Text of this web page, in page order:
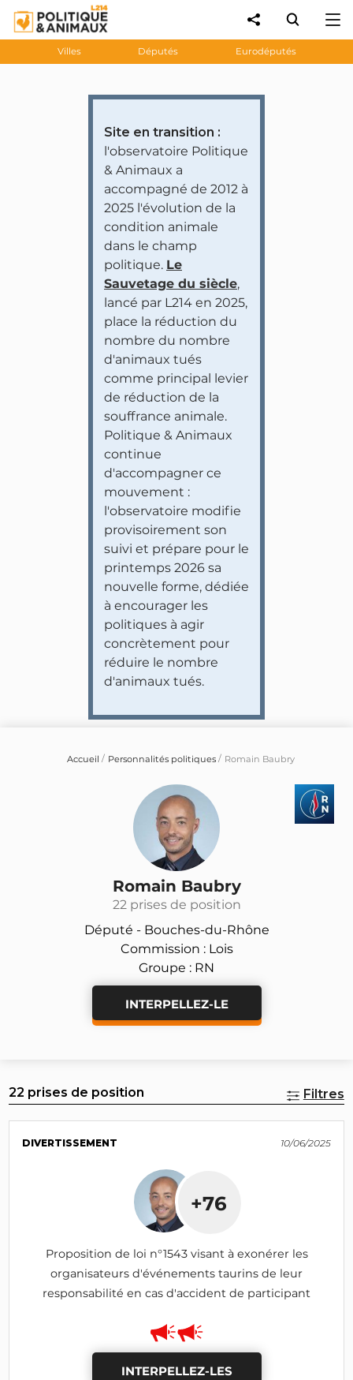
Villes Députés Eurodéputés
Site en transition :
l'observatoire Politique
& Animaux a
accompagné de 2012 à
2025 l'évolution de la
condition animale
dans le champ
politique. Le
Sauvetage du siècle,
lancé par L214 en 2025,
place la réduction du
nombre du nombre
d'animaux tués
comme principal levier
de réduction de la
souffrance animale.
Politique & Animaux
continue
d'accompagner ce
mouvement :
l'observatoire modifie
provisoirement son
suivi et prépare pour le
printemps 2026 sa
nouvelle forme, dédiée
à encourager les
politiques à agir
concrètement pour
réduire le nombre
d'animaux tués.
Accueil Personnalités politiques Romain Baubry
Romain Baubry
22 prises de position
Député - Bouches-du-Rhône
Commission : Lois
Groupe : RN
INTERPELLEZ-LE
22 prises de position Filtres
DIVERTISSEMENT 10/06/2025
+76
Proposition de loi n°1543 visant à exonérer les
organisateurs d'événements taurins de leur
responsabilité en cas d'accident de participant
INTERPELLEZ-LES